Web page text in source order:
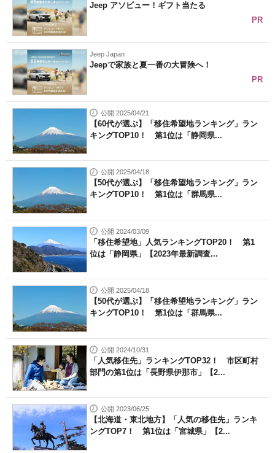
Jeep アソビュー！ギフト当たる
PR
Jeep Japan
Jeepで家族と夏一番の大冒険へ！
PR
公開 2025/04/21
【60代が選ぶ】「移住希望地ランキング」ラン
キングTOP10！ 第1位は「静岡県...
公開 2025/04/18
【50代が選ぶ】「移住希望地ランキング」ラン
キングTOP10！ 第1位は「群馬県...
公開 2024/03/09
「移住希望地」人気ランキングTOP20！ 第1
位は「静岡県」【2023年最新調査...
公開 2025/04/18
【50代が選ぶ】「移住希望地ランキング」ラン
キングTOP10！ 第1位は「群馬県...
公開 2024/10/31
「人気移住先」ランキングTOP32！ 市区町村
部門の第1位は「長野県伊那市」【2...
公開 2023/06/25
【北海道・東北地方】「人気の移住先」ランキ
ングTOP7！ 第1位は「宮城県」【2...